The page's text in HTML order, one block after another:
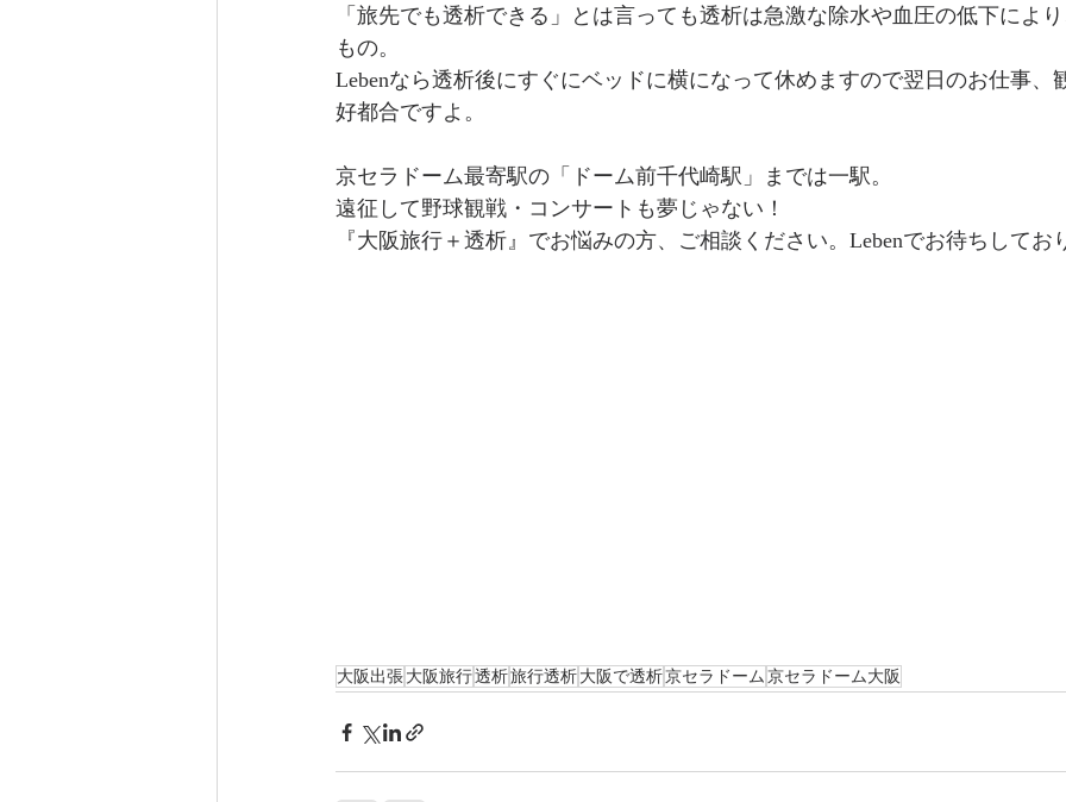
「旅先でも透析できる」とは言っても透析は急激な除水や血圧の低下によ
もの。
Lebenなら透析後にすぐにベッドに横になって休めますので翌日のお仕事、
好都合ですよ。
京セラドーム最寄駅の「ドーム前千代崎駅」までは一駅。
遠征して野球観戦・コンサートも夢じゃない！
『大阪旅行＋透析』でお悩みの方、ご相談ください。Lebenでお待ちしてお
大阪出張 大阪旅行透析旅行透析 大阪で透析京セラドーム 京セラドーム大阪